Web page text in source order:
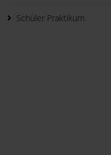
Schüler Praktikum